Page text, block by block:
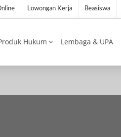
Lowongan Kerja Beasiswa
Hukum Lembaga & UPA